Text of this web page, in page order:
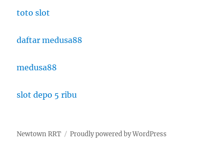
toto slot
daftar medusa88
medusa88
slot depo 5 ribu
Newtown RRT Proudly powered by WordPress